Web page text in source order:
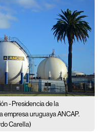
- Presidencia de la
empresa uruguaya ANCAP.
Carella)